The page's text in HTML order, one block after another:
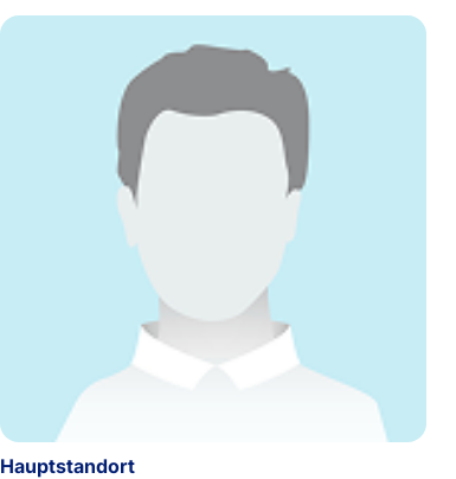
Hauptstandort